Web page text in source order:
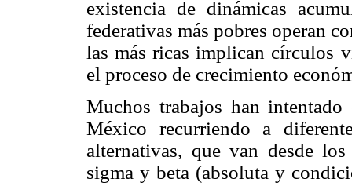
existencia de dinámicas
federativas más pobres operan
las más ricas implican círculos
el proceso de crecimiento
Muchos trabajos han intentado
México recurriendo a
alternativas, que van desde
sigma y beta (absoluta y